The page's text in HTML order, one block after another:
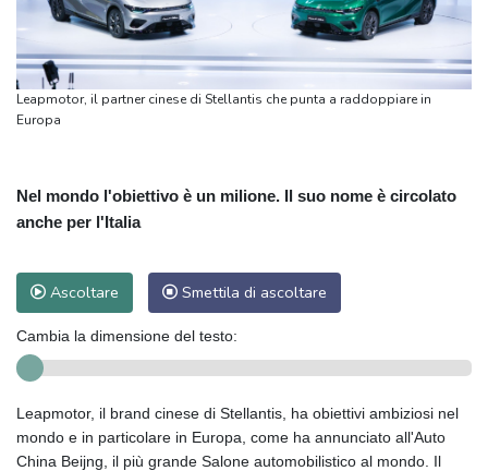
Leapmotor, il partner cinese di Stellantis che punta a raddoppiare in
Europa
Nel mondo l'obiettivo è un milione. Il suo nome è circolato
anche per l'Italia
Ascoltare Smettila di ascoltare
Cambia la dimensione del testo:
Leapmotor, il brand cinese di Stellantis, ha obiettivi ambiziosi nel
mondo e in particolare in Europa, come ha annunciato all'Auto
China Beijng, il più grande Salone automobilistico al mondo. Il